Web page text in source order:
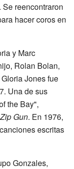
reencontraron
hacer coros en
y Marc
Rolan Bolan,
Jones fue
Una de sus
the Bay",
Gun. En 1976,
escritas
Gonzales,